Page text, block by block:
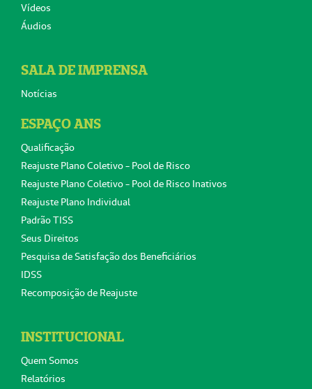
Vídeos
Áudios
SALA DE IMPRENSA
Notícias
ESPAÇO ANS
Qualificação
Reajuste Plano Coletivo - Pool de Risco
Reajuste Plano Coletivo - Pool de Risco Inativos
Reajuste Plano Individual
Padrão TISS
Seus Direitos
Pesquisa de Satisfação dos Beneficiários
IDSS
Recomposição de Reajuste
INSTITUCIONAL
Quem Somos
Relatórios